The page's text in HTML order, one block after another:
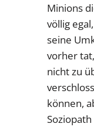
Minions
völlig
seine
vorher
nicht zu
können,